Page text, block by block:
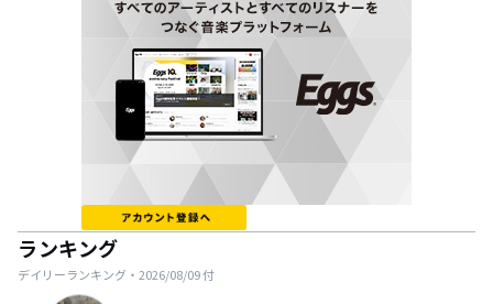
ランキング
デイリーランキング・ 2026/08/09付